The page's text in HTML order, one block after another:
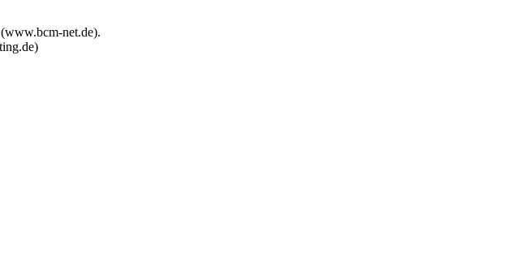
net.de).